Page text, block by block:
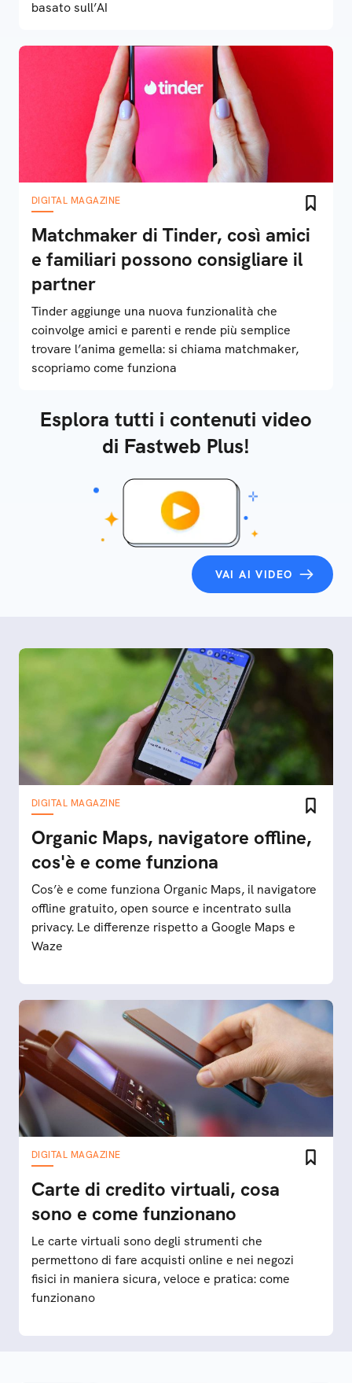
basato sull’AI
DIGITAL MAGAZINE
Matchmaker di Tinder, così amici
e familiari possono consigliare il
partner
Tinder aggiunge una nuova funzionalità che
coinvolge amici e parenti e rende più semplice
trovare l’anima gemella: si chiama matchmaker,
scopriamo come funziona
Esplora tutti i contenuti video
di Fastweb Plus!
VAI AI VIDEO
DIGITAL MAGAZINE
Organic Maps, navigatore offline,
cos'è e come funziona
Cos’è e come funziona Organic Maps, il navigatore
offline gratuito, open source e incentrato sulla
privacy. Le differenze rispetto a Google Maps e
Waze
DIGITAL MAGAZINE
Carte di credito virtuali, cosa
sono e come funzionano
Le carte virtuali sono degli strumenti che
permettono di fare acquisti online e nei negozi
fisici in maniera sicura, veloce e pratica: come
funzionano